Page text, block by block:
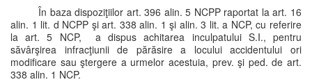
În baza dispoziţiilor art. 396 alin. 5 NCPP raportat la art. 16
alin. 1 lit. d NCPP şi art. 338 alin. 1 şi alin. 3 lit. a NCP, cu referire
la art. 5 NCP, a dispus achitarea inculpatului S.I., pentru
săvârşirea infracţiunii de părăsire a locului accidentului ori
modificare sau ştergere a urmelor acestuia, prev. şi ped. de art.
338 alin. 1 NCP.